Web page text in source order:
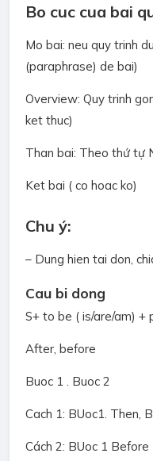
Bo cuc cua bai
Mo bai: neu quy trinh
(paraphrase) de bai)
Overview: Quy trinh
ket thuc)
Than bai: Theo thứ tự
Ket bai ( co hoac ko)
Chu ý:
– Dung hien tai don,
Cau bi dong
S+ to be ( is/are/am) +
After, before
Buoc 1 . Buoc 2
Cach 1: BUoc1. Then,
Cách 2: BUoc 1 Before